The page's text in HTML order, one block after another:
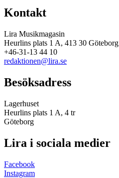
Kontakt
Lira Musikmagasin
Heurlins plats 1 A, 413 30 Göteborg
+46-31-13 44 10
redaktionen@lira.se
Besöksadress
Lagerhuset
Heurlins plats 1 A, 4 tr
Göteborg
Lira i sociala medier
Facebook
Instagram